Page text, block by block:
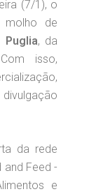
(7/1), o
molho de
Puglia, da
isso,
da rede
and Feed -
e